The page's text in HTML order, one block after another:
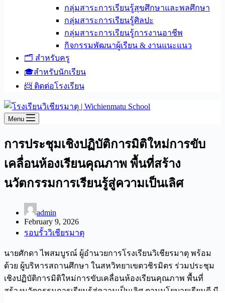
กลุ่มสาระการเรียนรู้สุขศึกษาและพลศึกษา
กลุ่มสาระการเรียนรู้ศิลปะ
กลุ่มสาระการเรียนรู้การงานอาชีพ
กิจกรรมพัฒนาผู้เรียน & งานแนะแนว
🗂️ สำหรับครู
🎓สำหรับนักเรียน
📨 ติดต่อโรงเรียน
Menu
การประชุมเชิงปฏิบัติการมิติใหม่การขับ
เคลื่อนห้องเรียนคุณภาพ พื้นที่สร้าง
นวัตกรรมการเรียนรู้สู่ความเป็นเลิศ
admin
February 9, 2026
รอบรั้ววิเชียรมาตุ
นายศักดา ไพสมบูรณ์ ผู้อำนวยการโรงเรียนวิเชียรมาตุ พร้อม
ด้วย ผู้บริหารสถานศึกษา ในสหวิทยาเขตวชิรมิตร ร่วมประชุม
เชิงปฏิบัติการมิติใหม่การขับเคลื่อนห้องเรียนคุณภาพ พื้นที่
สร้างนวัตกรรมการเรียนรู้สู่ความเป็นเลิศ ตามนโยบายเรียนดี มี